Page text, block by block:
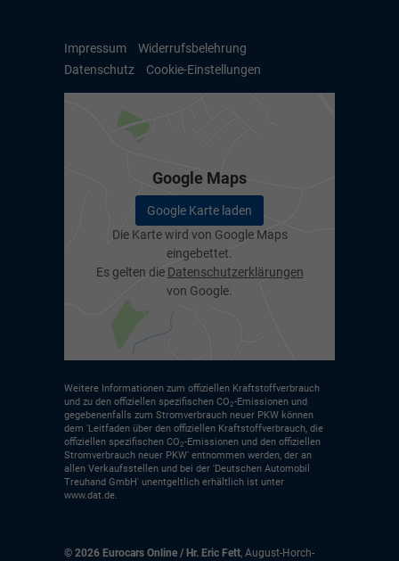
Impressum
Widerrufsbelehrung
Datenschutz
Cookie-Einstellungen
Google Maps
Google Karte laden
Die Karte wird von Google Maps
eingebettet.
Es gelten die Datenschutzerklärungen
von Google.
Weitere Informationen zum offiziellen Kraftstoffverbrauch
und zu den offiziellen spezifischen CO2-Emissionen und
gegebenenfalls zum Stromverbrauch neuer PKW können
dem 'Leitfaden über den offiziellen Kraftstoffverbrauch, die
offiziellen spezifischen CO2-Emissionen und den offiziellen
Stromverbrauch neuer PKW' entnommen werden, der an
allen Verkaufsstellen und bei der 'Deutschen Automobil
Treuhand GmbH' unentgeltlich erhältlich ist unter
www.dat.de.
© 2026 Eurocars Online / Hr. Eric Fett August-Horch-